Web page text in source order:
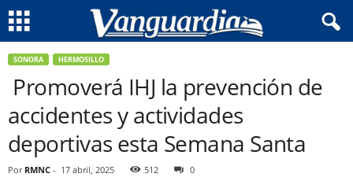
SONORA HERMOSILLO
Promoverá IHJ la prevención de
accidentes y actividades
deportivas esta Semana Santa
Por RMNC - 17 abril, 2025 512 0